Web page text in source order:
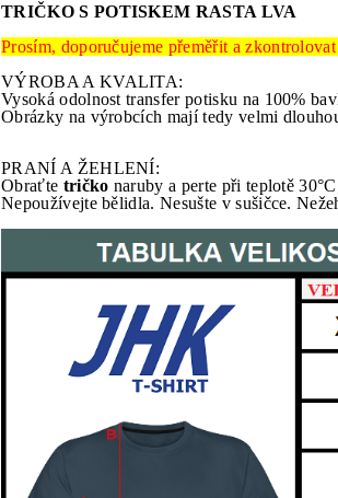
TRIČKO S POTISKEM RASTA LVA
Prosím, doporučujeme přeměřit a
VÝROBA A KVALITA:
Vysoká odolnost transfer potisku na 100%
Obrázky na výrobcích mají tedy velmi
PRANÍ A ŽEHLENÍ:
Obraťte tričko naruby a perte při teplotě
Nepoužívejte bělidla. Nesušte v sušičce.